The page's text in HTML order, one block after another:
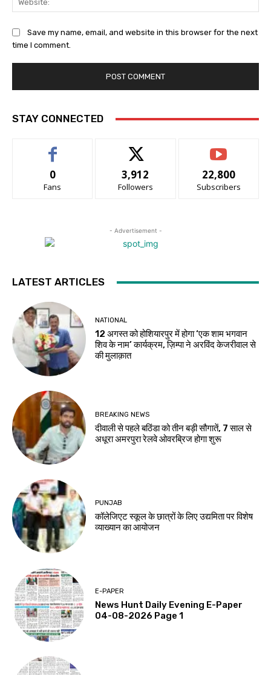
Save my name, email, and website in this browser for the next
time I comment.
STAY CONNECTED
0
Fans
3,912
Followers
22,800
Subscribers
- Advertisement -
LATEST ARTICLES
NATIONAL
12 अगस्त को होशियारपुर में होगा ‘एक शाम भगवान
शिव के नाम’ कार्यक्रम, ज़िम्पा ने अरविंद केजरीवाल से
की मुलाक़ात
BREAKING NEWS
दीवाली से पहले बठिंडा को तीन बड़ी सौगातें, 7 साल से
अधूरा अमरपुरा रेलवे ओवरब्रिज होगा शुरू
PUNJAB
कॉलेजिएट स्कूल के छात्रों के लिए उद्यमिता पर विशेष
व्याख्यान का आयोजन
E-PAPER
News Hunt Daily Evening E-Paper
04-08-2026 Page 1